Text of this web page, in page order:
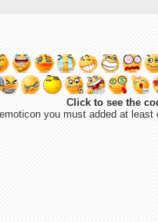
Click to see the
you must added at least